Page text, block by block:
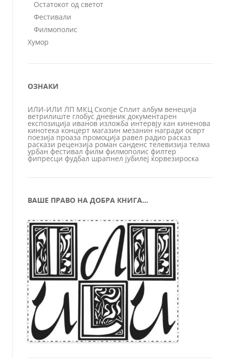
Остатокот од светот
Фестивали
Филмополис
Хумор
ОЗНАКИ
ИЛИ-ИЛИ ЛП МКЦ Скопје Сплит албум венеција
ветрилиште глобус дневник документарен
експозиција иванов изложба интервју кан киненова
кинотека концерт магазин мезанин награди осврт
поезија проаза промоција равел радио расказ
раскази рецензија роман санденс телевизија телма
урбан фестивал филм филмополис филтер
фипресци фудбал шрапнел јубилеј ќорвезироска
ВАШЕ ПРАВО НА ДОБРА КНИГА…